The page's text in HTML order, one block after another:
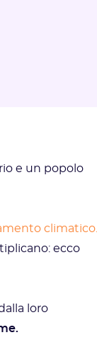
e un popolo
climatico.
ecco
loro